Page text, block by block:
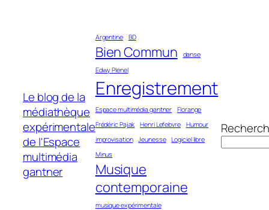
Le blog de la
médiathèque
expérimentale
de l'Espace
multimédia
gantner
Argentine BD
Bien Commun
danse
Edwy Plenel
Enregistrement
Espace multimédia gantner
Florange
Frédéric Pajak
Henri Lefebvre
Humour
improvisation
Jeunesse
Logiciel libre
Minus
Musique
contemporaine
musique expérimentale